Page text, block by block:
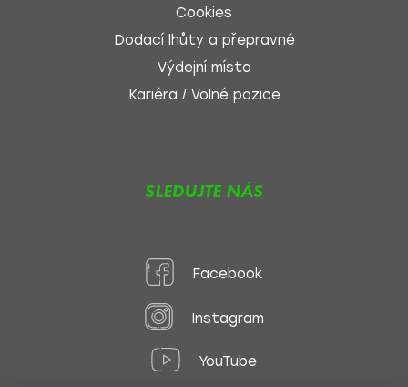
Cookies
Dodací lhůty a přepravné
Výdejní místa
Kariéra / Volné pozice
SLEDUJTE NÁS
Facebook
Instagram
YouTube